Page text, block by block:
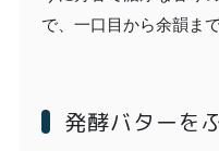
で、一口目から余韻ま
発酵バターを